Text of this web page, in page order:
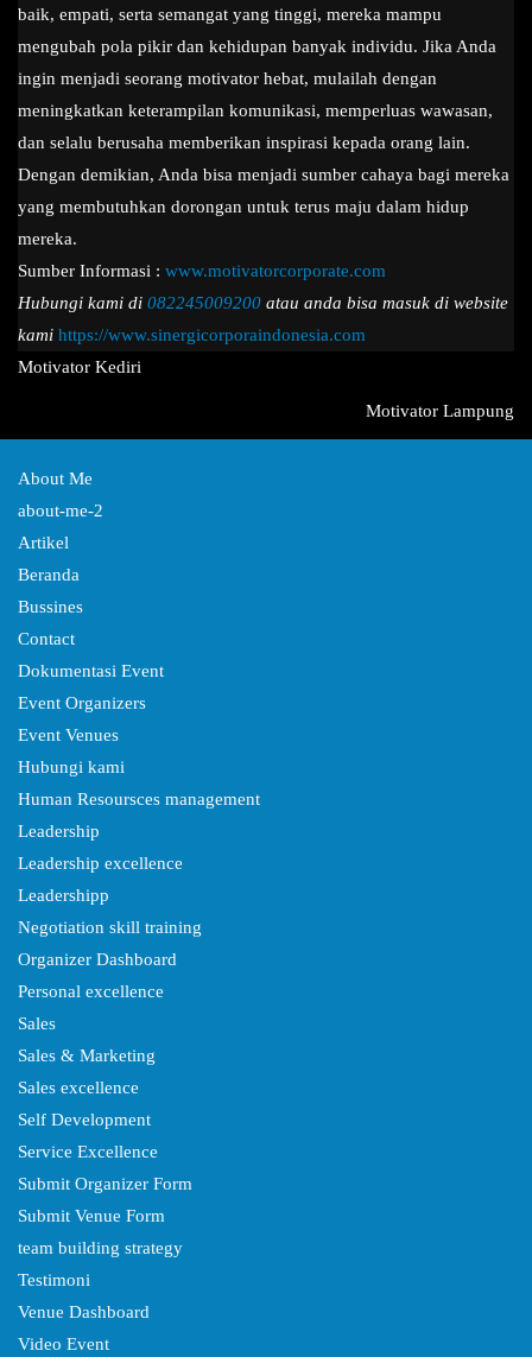
baik, empati, serta semangat yang tinggi, mereka mampu
mengubah pola pikir dan kehidupan banyak individu. Jika Anda
ingin menjadi seorang motivator hebat, mulailah dengan
meningkatkan keterampilan komunikasi, memperluas wawasan,
dan selalu berusaha memberikan inspirasi kepada orang lain.
Dengan demikian, Anda bisa menjadi sumber cahaya bagi mereka
yang membutuhkan dorongan untuk terus maju dalam hidup
mereka.
Sumber Informasi : www.motivatorcorporate.com
Hubungi kami di 082245009200 atau anda bisa masuk di website
kami https://www.sinergicorporaindonesia.com
Navigasi
Motivator Kediri
Motivator Lampung
About Me
about-me-2
Artikel
Beranda
Bussines
Contact
Dokumentasi Event
Event Organizers
Event Venues
Hubungi kami
Human Resoursces management
Leadership
Leadership excellence
Leadershipp
Negotiation skill training
Organizer Dashboard
Personal excellence
Sales
Sales & Marketing
Sales excellence
Self Development
Service Excellence
Submit Organizer Form
Submit Venue Form
team building strategy
Testimoni
Venue Dashboard
Video Event